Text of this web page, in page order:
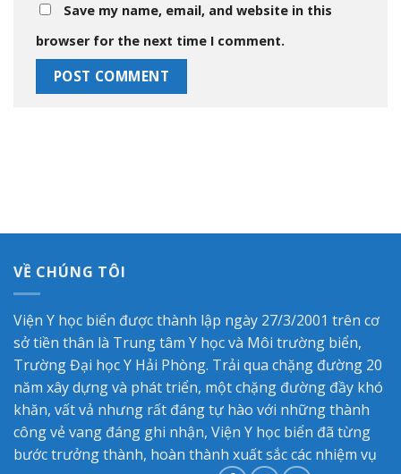
Save my name, email, and website in this
browser for the next time I comment.
VỀ CHÚNG TÔI
Viện Y học biển được thành lập ngày 27/3/2001 trên cơ
sở tiền thân là Trung tâm Y học và Môi trường biển,
Trường Đại học Y Hải Phòng. Trải qua chặng đường 20
năm xây dựng và phát triển, một chặng đường đầy khó
khăn, vất vả nhưng rất đáng tự hào với những thành
công vẻ vang đáng ghi nhận, Viện Y học biển đã từng
bước trưởng thành, hoàn thành xuất sắc các nhiệm vụ